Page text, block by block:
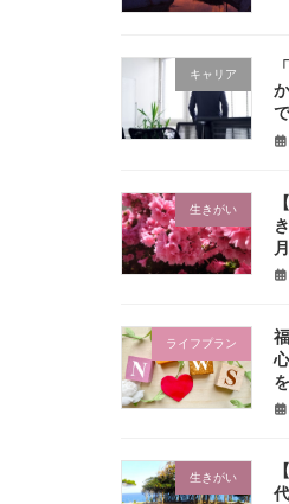
キャリア
生きがい
月
ライフプラン
生きがい